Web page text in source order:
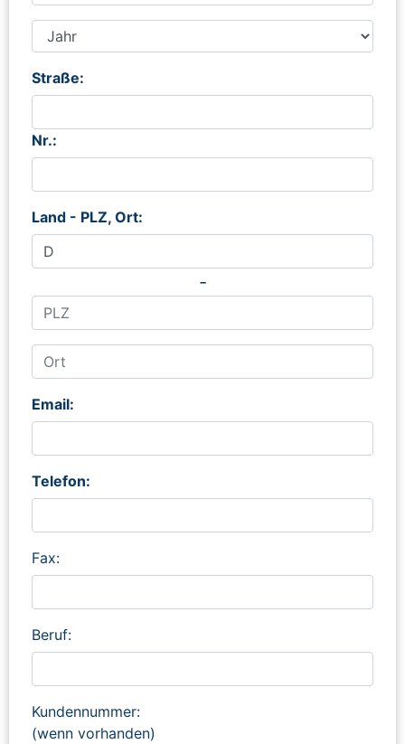
Straße:
Nr.:
Land - PLZ, Ort:
-
Email:
Telefon:
Fax:
Beruf:
Kundennummer:
(wenn vorhanden)